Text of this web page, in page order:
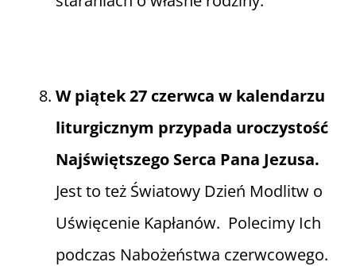
W piątek 27 czerwca w kalendarzu
liturgicznym przypada uroczystość
Najświętszego Serca Pana Jezusa.
Jest to też Światowy Dzień Modlitw o
Uświęcenie Kapłanów. Polecimy Ich
podczas Nabożeństwa czerwcowego.